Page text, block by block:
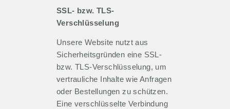
SSL- bzw. TLS-
Verschlüsselung
Unsere Website nutzt aus
Sicherheitsgründen eine SSL-
bzw. TLS-Verschlüsselung, um
vertrauliche Inhalte wie Anfragen
oder Bestellungen zu schützen.
Eine verschlüsselte Verbindung